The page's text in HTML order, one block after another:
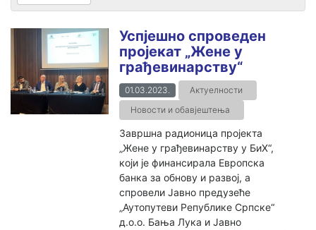
Успјешно спроведен
пројекат „Жене у
грађевинарству“
01.03.2023.
Актуелности
Новости и обавјештења
Завршна радионица пројекта
„Жене у грађевинарству у БиХ“,
који је финансирала Европска
банка за обнову и развој, а
спровели Јавно предузеће
„Аутопутеви Републике Српске“
д.о.о. Бања Лука и Јавно